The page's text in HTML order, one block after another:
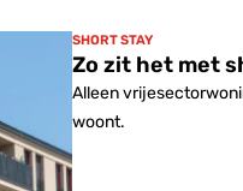
SHORT STAY
Zo zit het met
Alleen
woont.